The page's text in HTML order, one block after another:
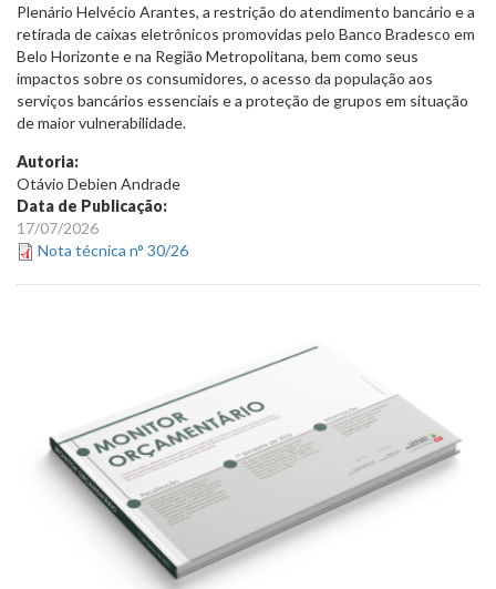
Plenário Helvécio Arantes, a restrição do atendimento bancário e a
retirada de caixas eletrônicos promovidas pelo Banco Bradesco em
Belo Horizonte e na Região Metropolitana, bem como seus
impactos sobre os consumidores, o acesso da população aos
serviços bancários essenciais e a proteção de grupos em situação
de maior vulnerabilidade.
Autoria:
Otávio Debien Andrade
Data de Publicação:
17/07/2026
Nota técnica n° 30/26